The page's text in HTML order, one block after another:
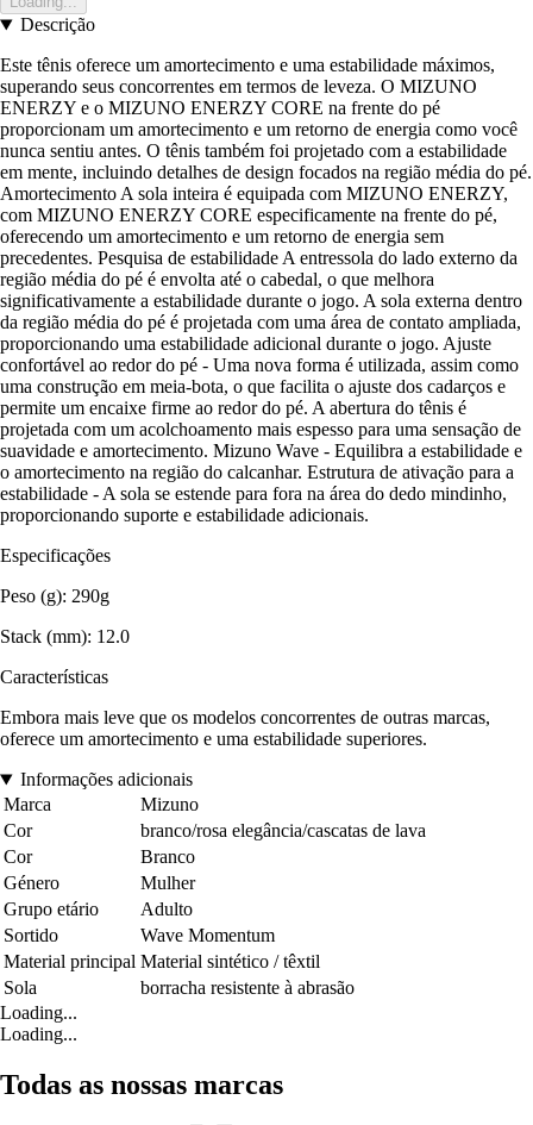
Descrição
Este tênis oferece um amortecimento e uma estabilidade máximos,
superando seus concorrentes em termos de leveza. O MIZUNO
ENERZY e o MIZUNO ENERZY CORE na frente do pé
proporcionam um amortecimento e um retorno de energia como você
nunca sentiu antes. O tênis também foi projetado com a estabilidade
em mente, incluindo detalhes de design focados na região média do pé.
Amortecimento A sola inteira é equipada com MIZUNO ENERZY,
com MIZUNO ENERZY CORE especificamente na frente do pé,
oferecendo um amortecimento e um retorno de energia sem
precedentes. Pesquisa de estabilidade A entressola do lado externo da
região média do pé é envolta até o cabedal, o que melhora
significativamente a estabilidade durante o jogo. A sola externa dentro
da região média do pé é projetada com uma área de contato ampliada,
proporcionando uma estabilidade adicional durante o jogo. Ajuste
confortável ao redor do pé - Uma nova forma é utilizada, assim como
uma construção em meia-bota, o que facilita o ajuste dos cadarços e
permite um encaixe firme ao redor do pé. A abertura do tênis é
projetada com um acolchoamento mais espesso para uma sensação de
suavidade e amortecimento. Mizuno Wave - Equilibra a estabilidade e
o amortecimento na região do calcanhar. Estrutura de ativação para a
estabilidade - A sola se estende para fora na área do dedo mindinho,
proporcionando suporte e estabilidade adicionais.
Especificações
Peso (g): 290g
Stack (mm): 12.0
Características
Embora mais leve que os modelos concorrentes de outras marcas,
oferece um amortecimento e uma estabilidade superiores.
Informações adicionais
Marca
Mizuno
Cor
branco/rosa elegância/cascatas de lava
Cor
Branco
Género
Mulher
Grupo etário
Adulto
Sortido
Wave Momentum
Material principal Material sintético / têxtil
Sola
borracha resistente à abrasão
Loading...
Loading...
Todas as nossas marcas